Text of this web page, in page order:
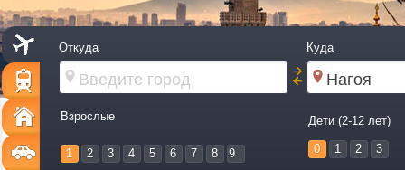
Откуда Куда
Взрослые
1 2 3 4 5 6 7 8 9
Дети (2-12 лет)
0 1 2 3